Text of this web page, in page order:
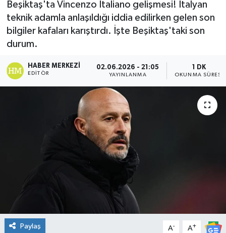
Beşiktaş'ta Vincenzo Italiano gelişmesi! İtalyan
teknik adamla anlaşıldığı iddia edilirken gelen son
bilgiler kafaları karıştırdı. İşte Beşiktaş'taki son
durum.
HABER MERKEZI
EDITÖR
02.06.2026 - 21:05
YAYINLANMA
1 DK
OKUNMA SÜRESI
Paylaş A- A+
Burhaniye
ÇEVRE
DÜNYA
Dursunbey
Gömeç
Son Dakika Haberleri
Haber Arşivi